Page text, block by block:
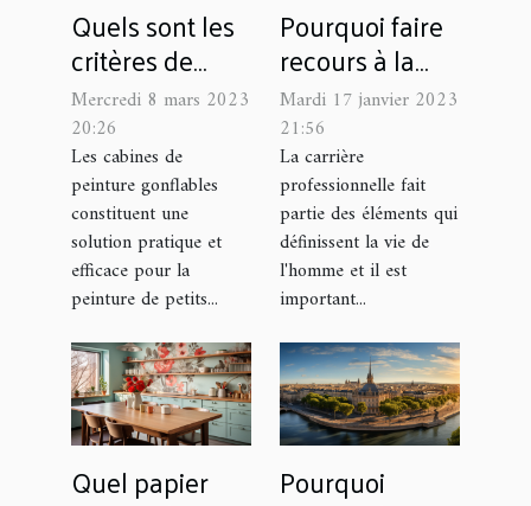
Quels sont les
critères de
choix d’une
cabine de
peinture
gonflable ?
Mercredi 8 mars 2023
20:26
Les cabines de
peinture gonflables
constituent une
solution pratique et
efficace pour la
peinture de petits...
Pourquoi faire
recours à la
voyance pour
son avenir
professionnel ?
Mardi 17 janvier 2023
21:56
La carrière
professionnelle fait
partie des éléments qui
définissent la vie de
l'homme et il est
important...
Quel papier Pourquoi